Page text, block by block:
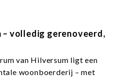
volledig gerenoveerd,
van Hilversum ligt een
woonboerderij – met